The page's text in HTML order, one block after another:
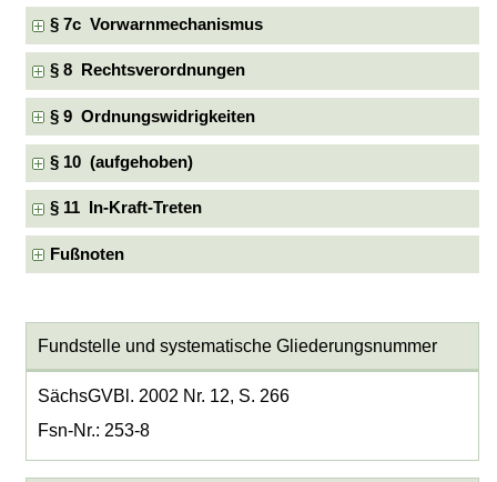
§ 7c Vorwarnmechanismus
§ 8 Rechtsverordnungen
§ 9 Ordnungswidrigkeiten
§ 10 (aufgehoben)
§ 11 In-Kraft-Treten
Fußnoten
Fundstelle und systematische Gliederungsnummer
SächsGVBl. 2002 Nr. 12, S. 266
Fsn-Nr.: 253-8